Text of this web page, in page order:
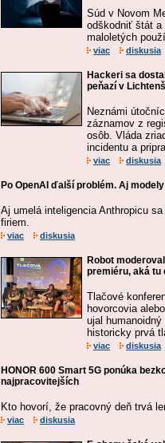
Súd v Novom
odškodniť štát a
maloletých
viac diskusia
Hackeri sa
peňazí v
Neznámi
záznamov z
osôb. Vláda
incidentu a
viac diskusia
Po OpenAI ďalší problém. Aj
Aj umelá inteligencia Anthropicu
firiem.
viac diskusia
Robot
premiéru, aká tu
Tlačové
hovorcovia
ujal
historicky prvá
viac diskusia
HONOR 600 Smart 5G ponúka
najpracovitejších
Kto hovorí, že pracovný deň trvá
viac diskusia